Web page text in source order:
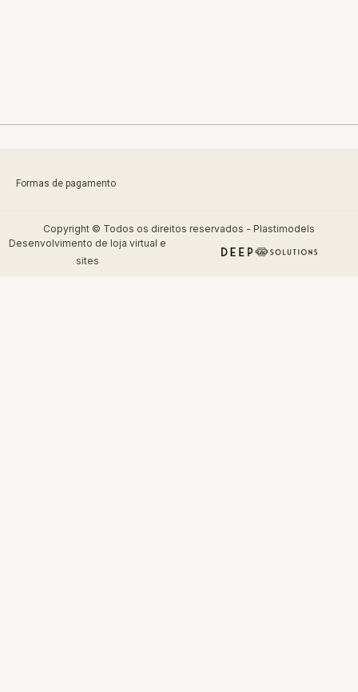
Formas de pagamento
Copyright © Todos os direitos reservados - Plastimodels
Desenvolvimento de loja virtual e
sites